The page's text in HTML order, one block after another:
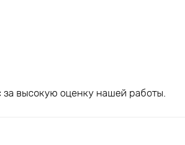
высокую оценку нашей работы.